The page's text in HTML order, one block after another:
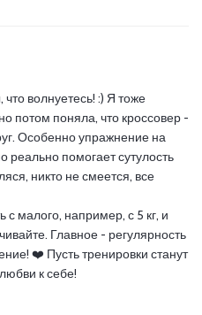
волнуетесь! :) Я тоже
потом поняла, что кроссовер -
Особенно упражнение на
реально помогает сутулость
никто не смеется, все
с малого, например, с 5 кг, и
Главное - регулярность
❤️ Пусть тренировки станут
к себе!